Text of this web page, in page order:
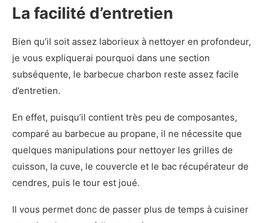
La facilité d’entretien
Bien qu’il soit assez laborieux à nettoyer en profondeur,
je vous expliquerai pourquoi dans une section
subséquente, le barbecue charbon reste assez facile
d’entretien.
En effet, puisqu’il contient très peu de composantes,
comparé au barbecue au propane, il ne nécessite que
quelques manipulations pour nettoyer les grilles de
cuisson, la cuve, le couvercle et le bac récupérateur de
cendres, puis le tour est joué.
Il vous permet donc de passer plus de temps à cuisiner